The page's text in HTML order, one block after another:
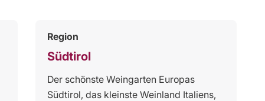
Region
Südtirol
Der schönste Weingarten Europas
Südtirol, das kleinste Weinland Italiens,